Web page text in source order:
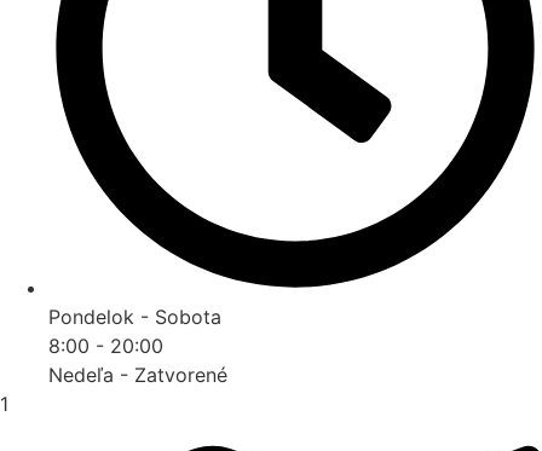
Pondelok - Sobota
8:00 - 20:00
Nedeľa - Zatvorené
1